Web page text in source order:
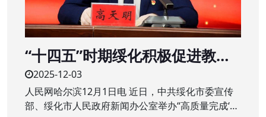
“十四五”时期绥化积极促进教育
质量提升 建设“家门口”的优质学
校
2025-12-03
人民网哈尔滨12月1日电 近日，中共绥化市委宣传
部、绥化市人民政府新闻办公室举办“高质量完成‘十